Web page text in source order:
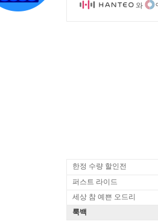
와
한정 수량 할인전
퍼스트 라이드
세상 참 예쁜 오드리
룩백